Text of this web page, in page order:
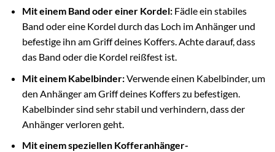
Mit einem Band oder einer Kordel:Fädle ein stabiles
Band oder eine Kordel durch das Loch im Anhänger und
befestige ihn am Griff deines Koffers. Achte darauf, dass
das Band oder die Kordel reißfest ist.
Mit einem Kabelbinder:Verwende einen Kabelbinder, um
den Anhänger am Griff deines Koffers zu befestigen.
Kabelbinder sind sehr stabil und verhindern, dass der
Anhänger verloren geht.
Mit einem speziellen Kofferanhänger-